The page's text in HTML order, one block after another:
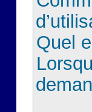
Quel